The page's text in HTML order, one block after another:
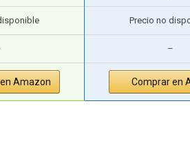
Precio no
–
Amazon Comprar en